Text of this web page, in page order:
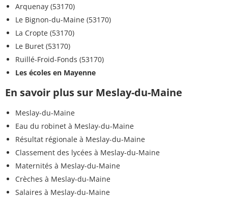
Arquenay (53170)
Le Bignon-du-Maine (53170)
La Cropte (53170)
Le Buret (53170)
Ruillé-Froid-Fonds (53170)
Les écoles en Mayenne
En savoir plus sur Meslay-du-Maine
Meslay-du-Maine
Eau du robinet à Meslay-du-Maine
Résultat régionale à Meslay-du-Maine
Classement des lycées à Meslay-du-Maine
Maternités à Meslay-du-Maine
Crèches à Meslay-du-Maine
Salaires à Meslay-du-Maine